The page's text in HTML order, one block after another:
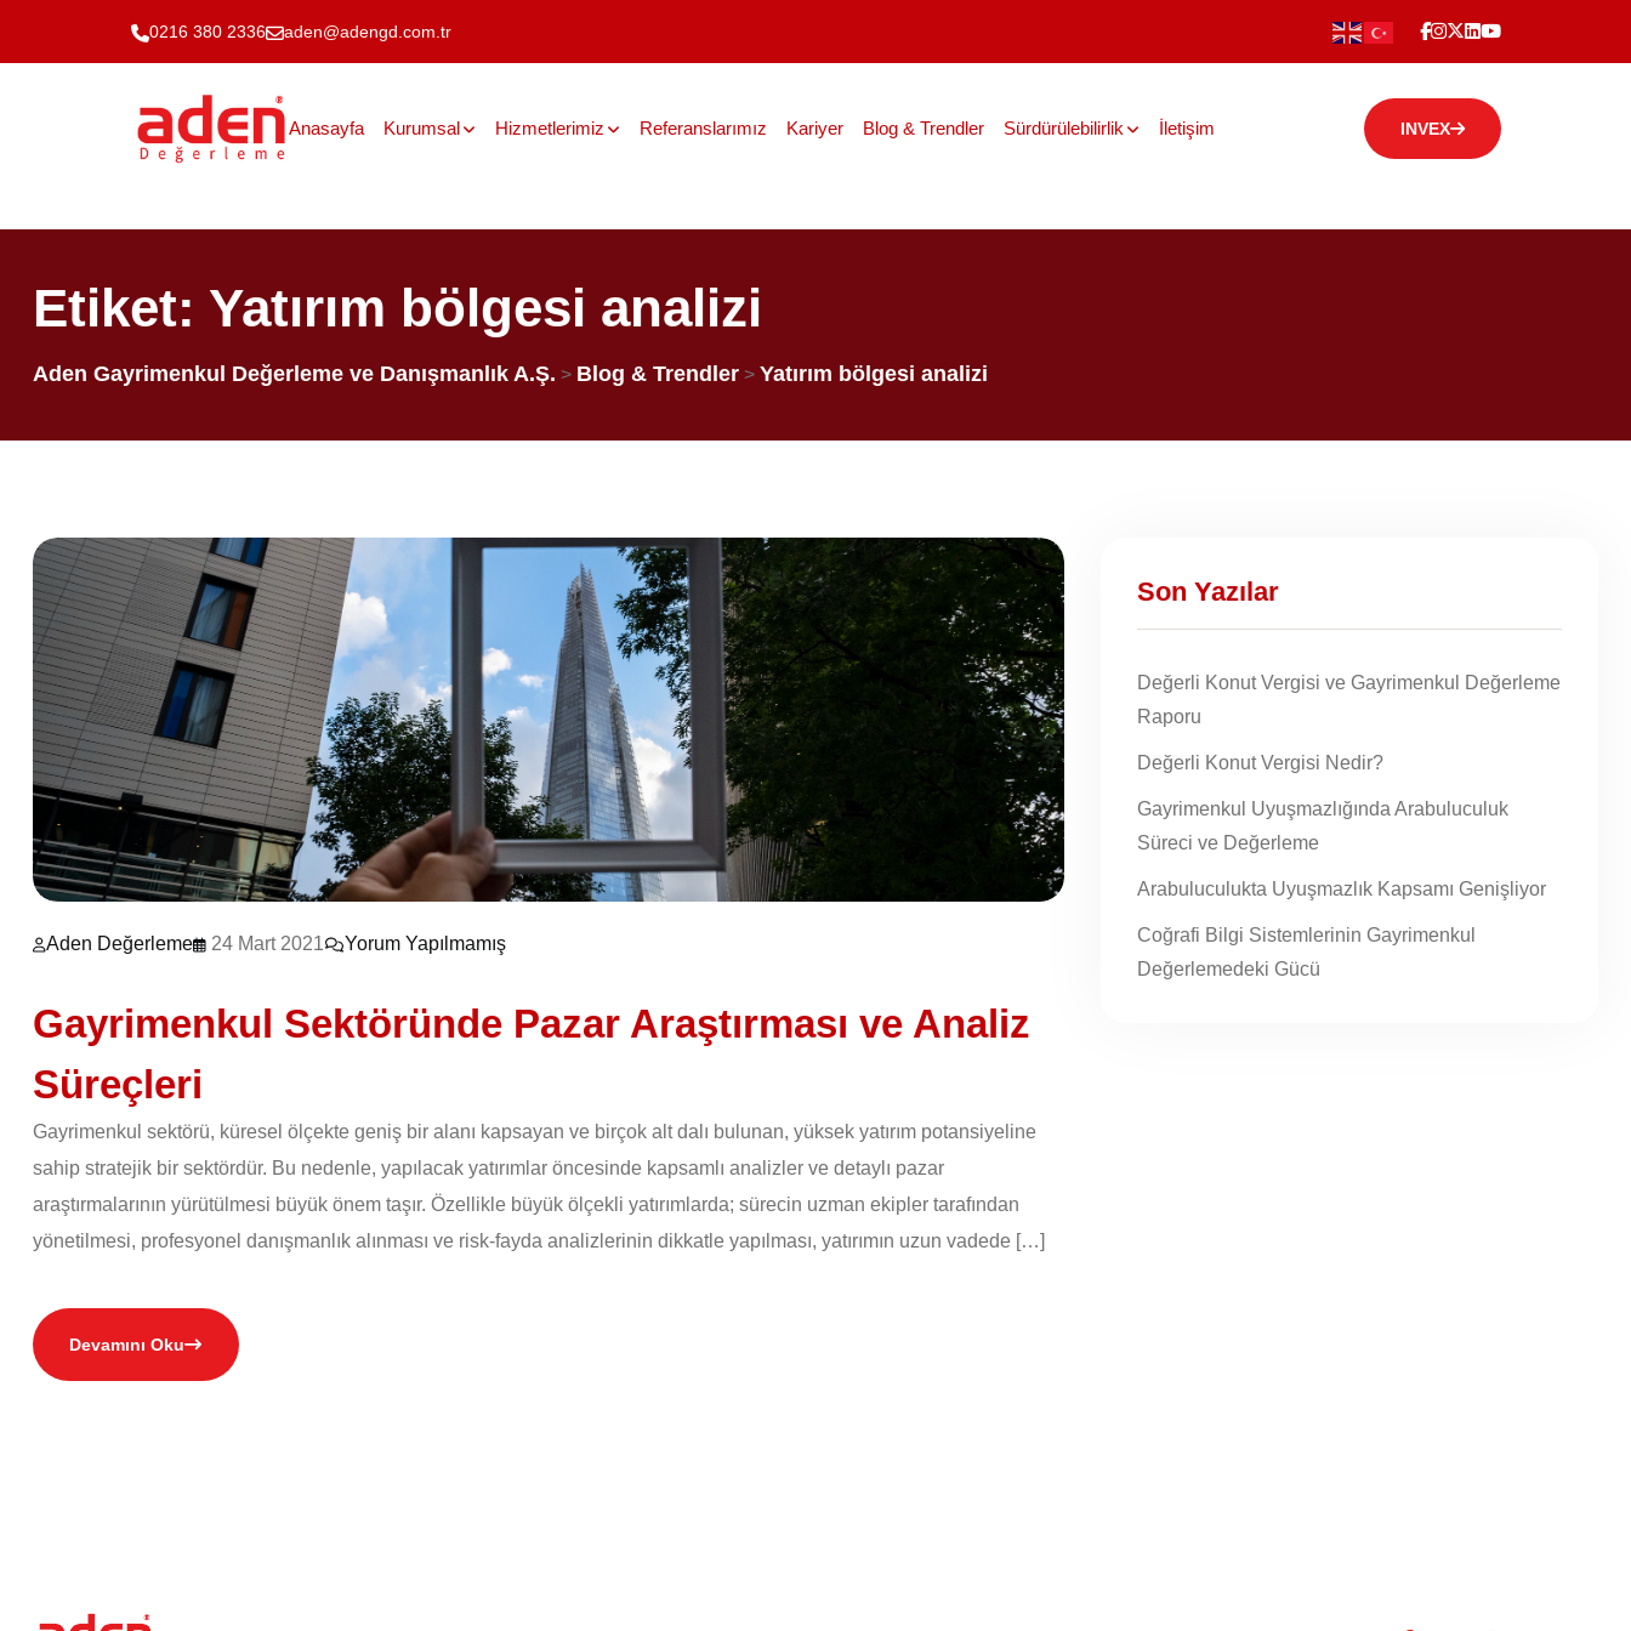
0216 380 2336 aden@adengd.com.tr
Anasayfa Kurumsal Hizmetlerimiz Referanslarımız Kariyer Blog & Trendler Sürdürülebilirlik İletişim INVEX
Etiket: Yatırım bölgesi analizi
Aden Gayrimenkul Değerleme ve Danışmanlık A.Ş. > Blog & Trendler > Yatırım bölgesi analizi
Aden Değerleme 24 Mart 2021 Yorum Yapılmamış
Gayrimenkul Sektöründe Pazar Araştırması ve Analiz
Süreçleri
Gayrimenkul sektörü, küresel ölçekte geniş bir alanı kapsayan ve birçok alt dalı bulunan, yüksek yatırım potansiyeline
sahip stratejik bir sektördür. Bu nedenle, yapılacak yatırımlar öncesinde kapsamlı analizler ve detaylı pazar
araştırmalarının yürütülmesi büyük önem taşır. Özellikle büyük ölçekli yatırımlarda; sürecin uzman ekipler tarafından
yönetilmesi, profesyonel danışmanlık alınması ve risk-fayda analizlerinin dikkatle yapılması, yatırımın uzun vadede […]
Devamını Oku
Son Yazılar
Değerli Konut Vergisi ve Gayrimenkul Değerleme
Raporu
Değerli Konut Vergisi Nedir?
Gayrimenkul Uyuşmazlığında Arabuluculuk
Süreci ve Değerleme
Arabuluculukta Uyuşmazlık Kapsamı Genişliyor
Coğrafi Bilgi Sistemlerinin Gayrimenkul
Değerlemedeki Gücü